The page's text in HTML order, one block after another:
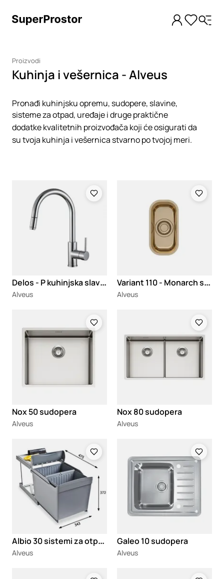
Proizvodi
Kuhinja i vešernica - Alveus
Pronađi kuhinjsku opremu, sudopere, slavine,
sisteme za otpad, uređaje i druge praktične
dodatke kvalitetnih proizvođača koji će osigurati da
su tvoja kuhinja i vešernica stvarno po tvojoj meri.
D
elos - P kuhinjska slavina
Alveus
V
ariant 110 - Monarch sudopera
Alveus
Nox 50 sudopera
Alveus
Nox 80 sudopera
Alveus
A
lbio 30 sistemi za otpad
Alveus
Galeo 10 sudopera
Alveus